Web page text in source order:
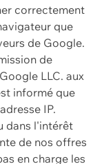
correctement
que
de Google.
de
LLC. aux
informé que
IP.
dans l'intérêt
de nos offres
en charge les